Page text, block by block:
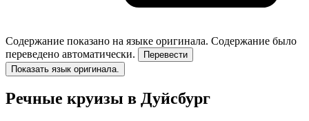
Содержание показано на языке оригинала. Содержание было
переведено автоматически.
Перевести
Показать язык оригинала.
Речные круизы в Дуйсбург